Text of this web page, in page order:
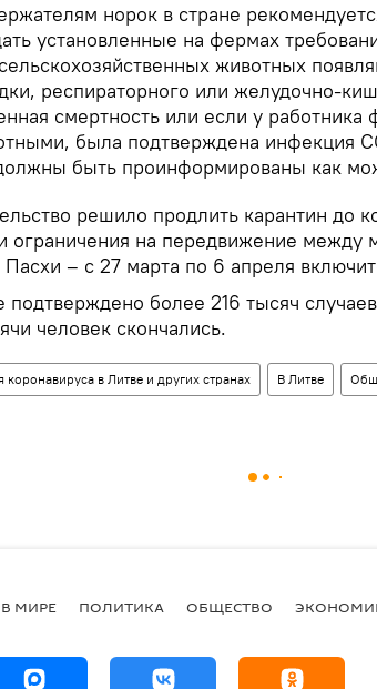
норок в стране
установленные на фермах
животных
респираторного или желудочно-
смертность или если у
была подтверждена инфекция
быть проинформированы как
решило продлить карантин до
ограничения на передвижение между
– с 27 марта по 6 апреля
подтверждено более 216 тысяч
человек скончались.
коронавируса в Литве и других странах В Литве
В МИРЕ ПОЛИТИКА ОБЩЕСТВО